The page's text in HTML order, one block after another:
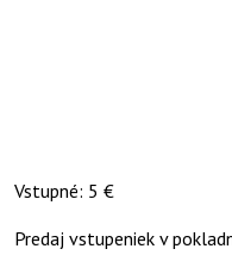
Vstupné: 5 €
Predaj vstupeniek v